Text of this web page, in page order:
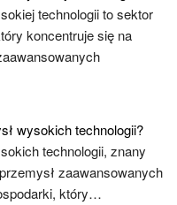
technologii to sektor
koncentruje się na
wysokich technologii?
technologii, znany
zaawansowanych
który…